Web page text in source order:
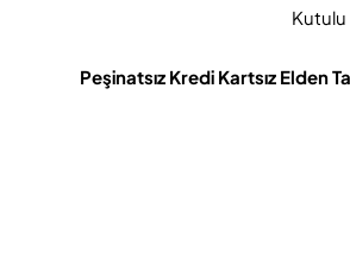
Kutulu
Peşinatsız Kredi Kartsız Elden